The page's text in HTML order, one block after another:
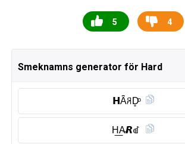
5 4
Smeknamns generator för Hard
𝗛Ȃ̈ꋪD̥ͦ
H͟A̶𝙍ꀷ